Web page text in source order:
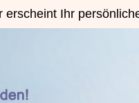
erscheint Ihr